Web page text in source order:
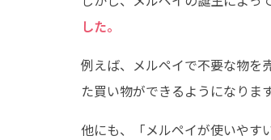
した。
例えば、メルペイで不要な物を
た買い物ができるようになります
他にも、「メルペイが使いやす